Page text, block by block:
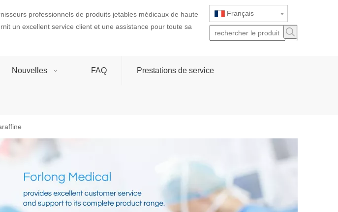
professionnels de produits jetables médicaux de haute
un excellent service client et une assistance pour toute sa
Français
Nouvelles FAQ Prestations de service